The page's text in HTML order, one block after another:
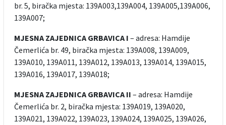
br. 5, biračka mjesta: 139A003,139A004, 139A005,139A006,
139A007;
MJESNA ZAJEDNICA GRBAVICA I – adresa: Hamdije
Čemerlića br. 49, biračka mjesta: 139A008, 139A009,
139A010, 139A011, 139A012, 139A013, 139A014, 139A015,
139A016, 139A017, 139A018;
MJESNA ZAJEDNICA GRBAVICA II – adresa: Hamdije
Čemerlića br. 2, biračka mjesta: 139A019, 139A020,
139A021, 139A022, 139A023, 139A024, 139A025, 139A026,